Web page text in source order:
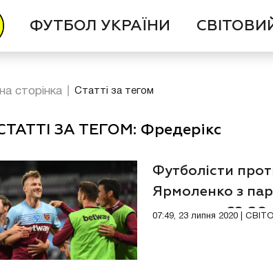
ФУТБОЛ УКРАЇНИ
сторінка Статті за тегом
ЗА ТЕГОМ: Фредерікс
Футболісти
Ярмоленко з
гравцями CS:GO
07:49, 23 липня 2020 |